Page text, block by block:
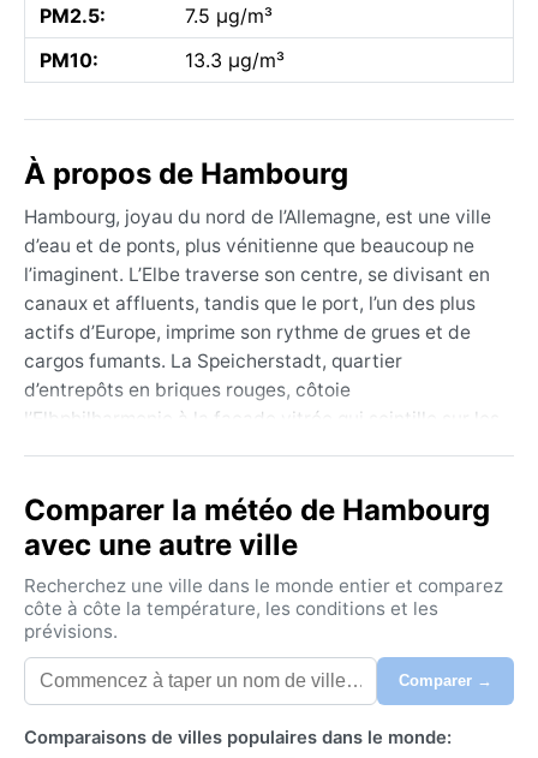
PM2.5:
7.5 µg/m³
PM10:
13.3 µg/m³
À propos de Hambourg
Hambourg, joyau du nord de l’Allemagne, est une ville
d’eau et de ponts, plus vénitienne que beaucoup ne
l’imaginent. L’Elbe traverse son centre, se divisant en
canaux et affluents, tandis que le port, l’un des plus
actifs d’Europe, imprime son rythme de grues et de
cargos fumants. La Speicherstadt, quartier
d’entrepôts en briques rouges, côtoie
l’Elbphilharmonie à la façade vitrée qui scintille sur les
métropole maritime fière de ses briques, de son
poisson fumé, et d’un humour rugueux qui supporte
mal la pluie.
Son climat océanique (Köppen Cfb) se traduit par des
étés tempérés, rarement caniculaires, avec des
maximales autour de 22 °C. Les hivers sont frais et
humides, oscillant autour de 1–4 °C, avec quelques
durable. Les précipitations sont réparties sur toute
Comparer la météo de Hambourg
avec une autre ville
Recherchez une ville dans le monde entier et comparez
côte à côte la température, les conditions et les
prévisions.
Comparer →
Comparaisons de villes populaires dans le monde: